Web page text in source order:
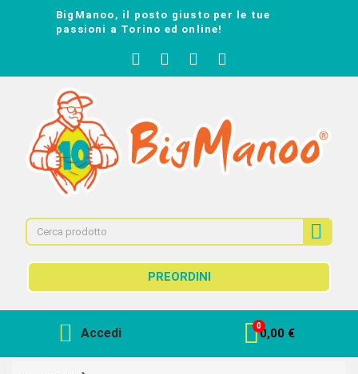
BigManoo, il posto giusto per le tue
passioni a Torino ed online!
PREORDINI
Accedi 0,00 €